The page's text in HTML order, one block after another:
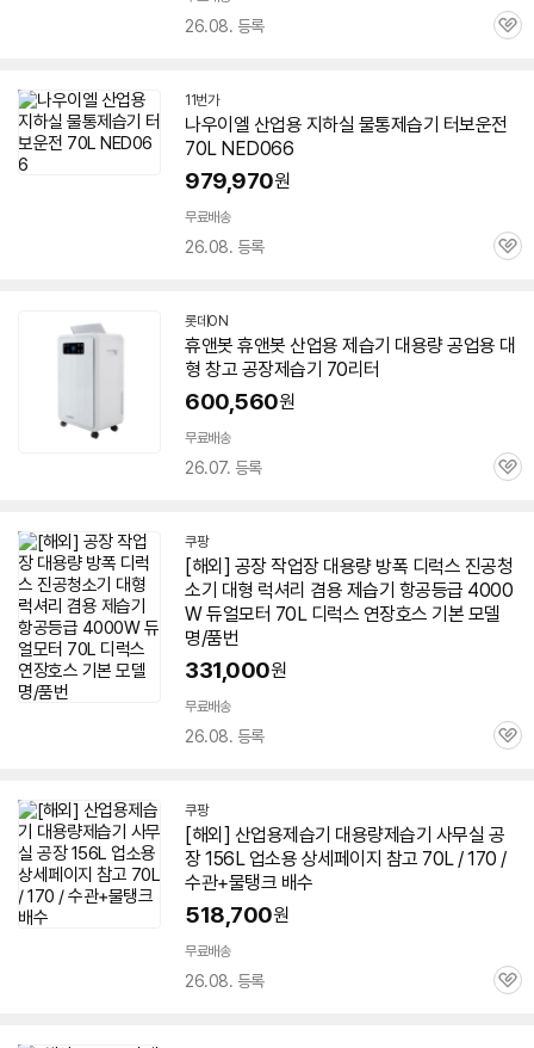
26.08. 등록
관
11번가
나우이엘 산업용 지하실 물통제습기 터보운전
70L NED066
979,970원
무료배송
26.08. 등록
관
롯데ON
휴앤봇 휴앤봇 산업용 제습기 대용량 공업용 대
형 창고 공장제습기 70리터
600,560원
무료배송
26.07. 등록
관
쿠팡
[해외] 공장 작업장 대용량 방폭 디럭스 진공청
소기 대형 럭셔리 겸용 제습기 항공등급 4000
W 듀얼모터 70L 디럭스 연장호스 기본 모델
명/품번
331,000원
무료배송
26.08. 등록
관
쿠팡
[해외] 산업용제습기 대용량제습기 사무실 공
장 156L 업소용 상세페이지 참고 70L / 170 /
수관+물탱크 배수
518,700원
무료배송
26.08. 등록
관